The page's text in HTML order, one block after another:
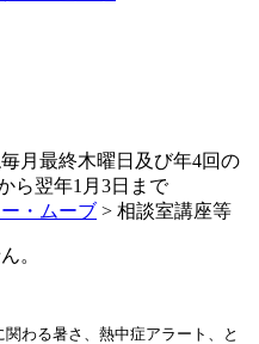
月最終木曜日及び年4回の
ら翌年1月3日まで
・ムーブ > 相談室講座等
。
わる暑さ、熱中症アラート、と